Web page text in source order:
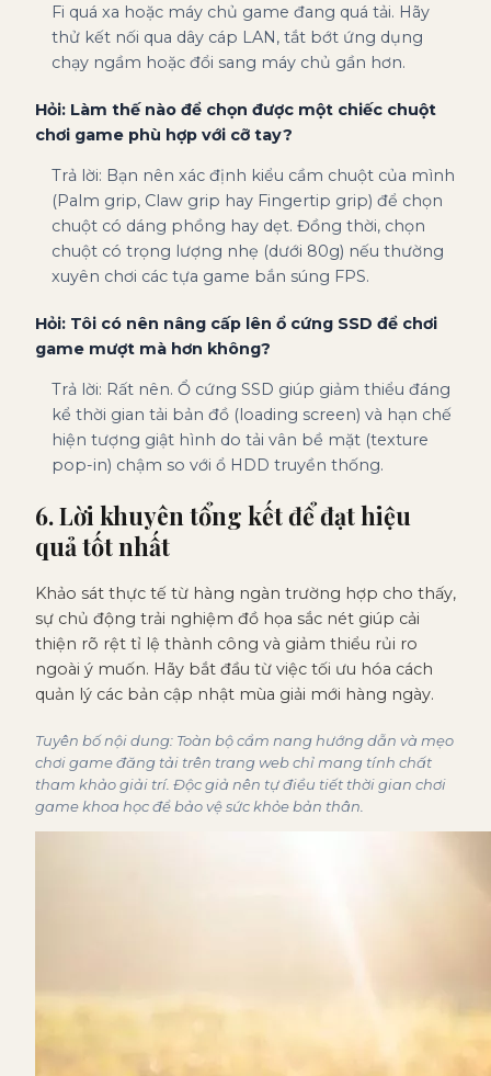
Fi quá xa hoặc máy chủ game đang quá tải. Hãy
thử kết nối qua dây cáp LAN, tắt bớt ứng dụng
chạy ngầm hoặc đổi sang máy chủ gần hơn.
Hỏi: Làm thế nào để chọn được một chiếc chuột
chơi game phù hợp với cỡ tay?
Trả lời: Bạn nên xác định kiểu cầm chuột của mình
(Palm grip, Claw grip hay Fingertip grip) để chọn
chuột có dáng phồng hay dẹt. Đồng thời, chọn
chuột có trọng lượng nhẹ (dưới 80g) nếu thường
xuyên chơi các tựa game bắn súng FPS.
Hỏi: Tôi có nên nâng cấp lên ổ cứng SSD để chơi
game mượt mà hơn không?
Trả lời: Rất nên. Ổ cứng SSD giúp giảm thiểu đáng
kể thời gian tải bản đồ (loading screen) và hạn chế
hiện tượng giật hình do tải vân bề mặt (texture
pop-in) chậm so với ổ HDD truyền thống.
6. Lời khuyên tổng kết để đạt hiệu
quả tốt nhất
Khảo sát thực tế từ hàng ngàn trường hợp cho thấy,
sự chủ động trải nghiệm đồ họa sắc nét giúp cải
thiện rõ rệt tỉ lệ thành công và giảm thiểu rủi ro
ngoài ý muốn. Hãy bắt đầu từ việc tối ưu hóa cách
quản lý các bản cập nhật mùa giải mới hàng ngày.
Tuyên bố nội dung: Toàn bộ cẩm nang hướng dẫn và mẹo
chơi game đăng tải trên trang web chỉ mang tính chất
tham khảo giải trí. Độc giả nên tự điều tiết thời gian chơi
game khoa học để bảo vệ sức khỏe bản thân.